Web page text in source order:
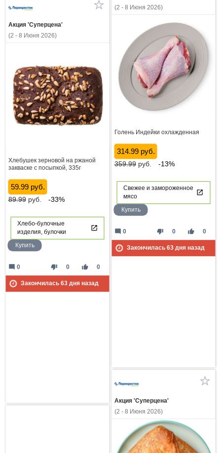
(2 - 8 Июня 2026)
Голень Индейки охлажденная
314.99 руб.
359.99руб. -13%
Свежее и замороженное
мясо
Купить
thumb_down 0 thumb_up 0
mode_comment 0
Закончилась 63дня назад
Акция 'Суперцена'
(2 - 8 Июня 2026)
Хлебушек зерновой на ржаной
закваске с посыпкой, 335г
59.99 руб.
89.99руб. -33%
Хлебо-булочные
изделия, булочки
Купить
thumb_down 0 thumb_up 0
mode_comment 0
Закончилась 63дня назад
Акция 'Суперцена'
(2 - 8 Июня 2026)